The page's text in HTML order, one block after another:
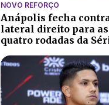
NOVO REFORÇO
Anápolis fecha
lateral direito para
quatro rodadas da